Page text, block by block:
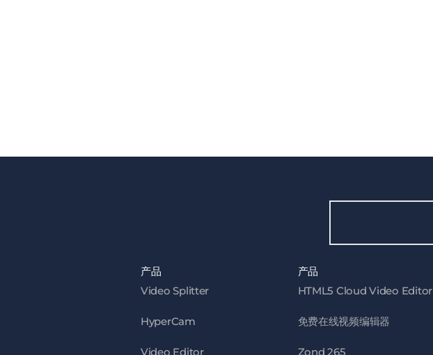
产品
Video Splitter
HyperCam
Video Editor
产品
HTML5 Cloud Video Editor
免费在线视频编辑器
Zond 265